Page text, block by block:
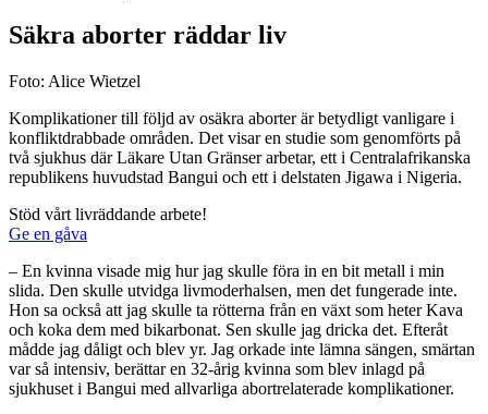
Säkra aborter räddar liv
Foto: Alice Wietzel
Komplikationer till följd av osäkra aborter är betydligt vanligare i
konfliktdrabbade områden. Det visar en studie som genomförts på
två sjukhus där Läkare Utan Gränser arbetar, ett i Centralafrikanska
republikens huvudstad Bangui och ett i delstaten Jigawa i Nigeria.
Stöd vårt livräddande arbete!
Ge en gåva
‒ En kvinna visade mig hur jag skulle föra in en bit metall i min
slida. Den skulle utvidga livmoderhalsen, men det fungerade inte.
Hon sa också att jag skulle ta rötterna från en växt som heter Kava
och koka dem med bikarbonat. Sen skulle jag dricka det. Efteråt
mådde jag dåligt och blev yr. Jag orkade inte lämna sängen, smärtan
var så intensiv, berättar en 32-årig kvinna som blev inlagd på
sjukhuset i Bangui med allvarliga abortrelaterade komplikationer.